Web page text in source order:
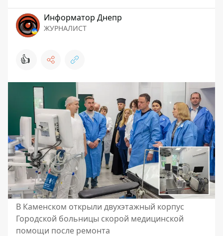
Информатор Днепр
ЖУРНАЛИСТ
👍
В Каменском открыли двухэтажный корпус
Городской больницы скорой медицинской
помощи после ремонта